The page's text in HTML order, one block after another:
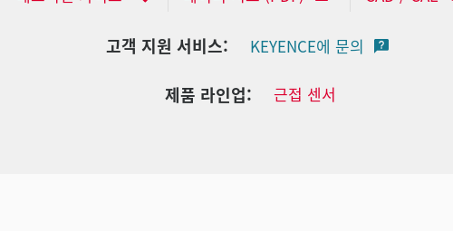
고객 지원 서비스: KEYENCE에 문의
제품 라인업: 근접 센서